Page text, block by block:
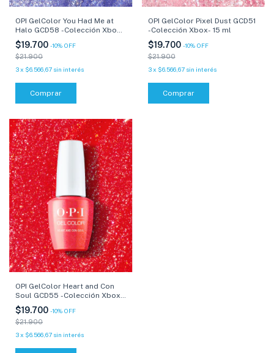
OPI GelColor You Had Me at
Halo GCD58 -Colección Xbox-
15 ml
$19.700 -10% OFF
$21.900
3x $6.566,67 sin interés
Comprar
OPI GelColor Pixel Dust GCD51
-Colección Xbox- 15 ml
$19.700 -10% OFF
$21.900
3 x $6.566,67 sin interés
Comprar
OPI GelColor Heart and Con
Soul GCD55 -Colección Xbox-
15 ml
$19.700 -10% OFF
$21.900
3x $6.566,67 sin interés